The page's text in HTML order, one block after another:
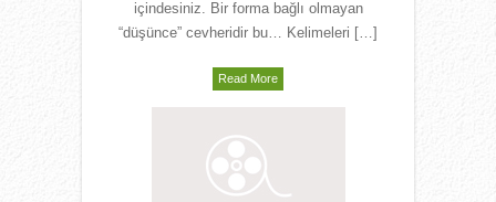
içindesiniz. Bir forma bağlı olmayan
“düşünce” cevheridir bu… Kelimeleri […]
Read More